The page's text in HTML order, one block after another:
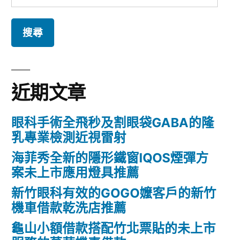
尋
鍵
字:
近期文章
眼科手術全飛秒及割眼袋GABA的隆
乳專業檢測近視雷射
海菲秀全新的隱形鐵窗IQOS煙彈方
案未上市應用燈具推薦
新竹眼科有效的GOGO嬤客戶的新竹
機車借款乾洗店推薦
龜山小額借款搭配竹北票貼的未上市